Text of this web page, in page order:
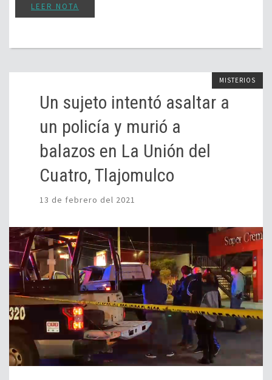
LEER NOTA
MISTERIOS
Un sujeto intentó asaltar a
un policía y murió a
balazos en La Unión del
Cuatro, Tlajomulco
13 de febrero del 2021